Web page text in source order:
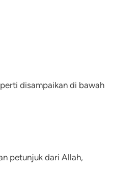
disampaikan di bawah
petunjuk dari Allah,